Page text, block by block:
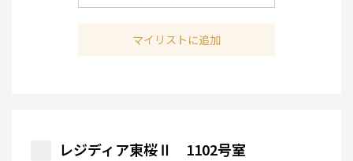
マイリストに追加
レジディア東桜Ⅱ 1102号室